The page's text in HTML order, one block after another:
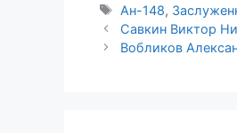
Метки
Ан-148,
Савкин Виктор
Вобликов